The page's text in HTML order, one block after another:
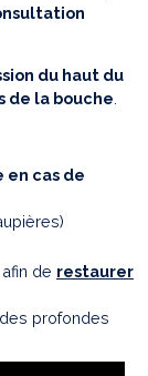
du haut du
de la bouche
en cas de
de restaurer
profondes